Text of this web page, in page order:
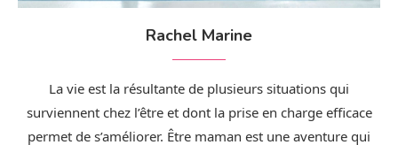
Rachel Marine
La vie est la résultante de plusieurs situations qui
surviennent chez l’être et dont la prise en charge efficace
permet de s’améliorer. Être maman est une aventure qui